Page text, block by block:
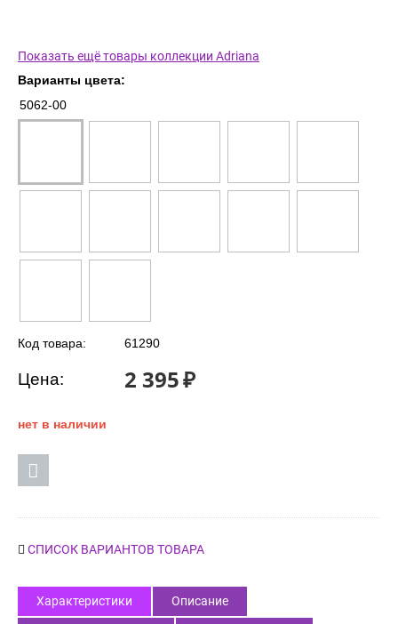
Показать ещё товары коллекции Adriana
Варианты цвета:
5062-00
Код товара: 61290
Цена: 2 395₽
нет в наличии
СПИСОК ВАРИАНТОВ ТОВАРА
Характеристики Описание